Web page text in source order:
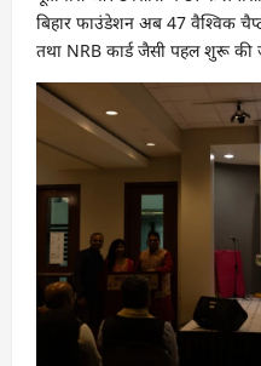
बिहार फाउंडेशन अब 47 वैश्विक
तथा NRB कार्ड जैसी पहल शुरू की